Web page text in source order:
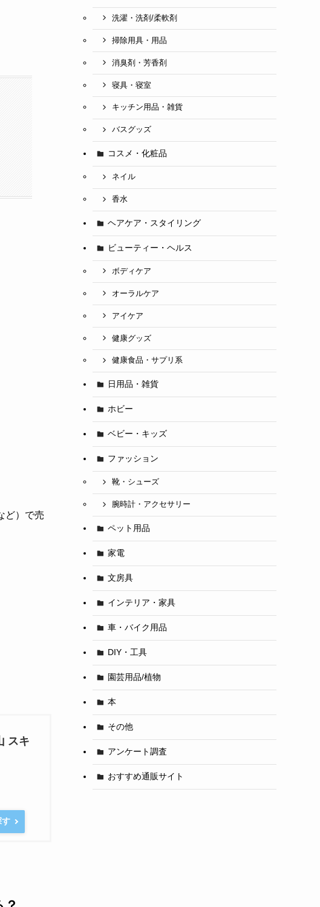
ど）で売
スキ
す
洗濯・洗剤/柔軟剤
掃除用具・用品
消臭剤・芳香剤
寝具・寝室
キッチン用品・雑貨
バスグッズ
コスメ・化粧品
ネイル
香水
ヘアケア・スタイリング
ビューティー・ヘルス
ボディケア
オーラルケア
アイケア
健康グッズ
健康食品・サプリ系
日用品・雑貨
ホビー
ベビー・キッズ
ファッション
靴・シューズ
腕時計・アクセサリー
ペット用品
家電
文房具
インテリア・家具
車・バイク用品
DIY・工具
園芸用品/植物
本
その他
アンケート調査
おすすめ通販サイト